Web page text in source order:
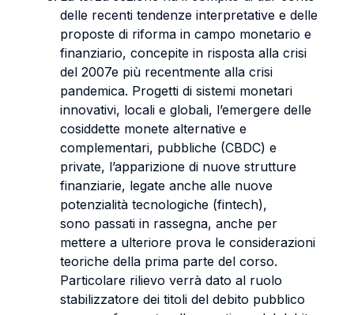
delle recenti tendenze interpretative e delle
proposte di riforma in campo monetario e
finanziario, concepite in risposta alla crisi
del 2007e più recentmente alla crisi
pandemica. Progetti di sistemi monetari
innovativi, locali e globali, l’emergere delle
cosiddette monete alternative e
complementari, pubbliche (CBDC) e
private, l’apparizione di nuove strutture
finanziarie, legate anche alle nuove
potenzialità tecnologiche (fintech),
sono passati in rassegna, anche per
mettere a ulteriore prova le considerazioni
teoriche della prima parte del corso.
Particolare rilievo verrà dato al ruolo
stabilizzatore dei titoli del debito pubblico